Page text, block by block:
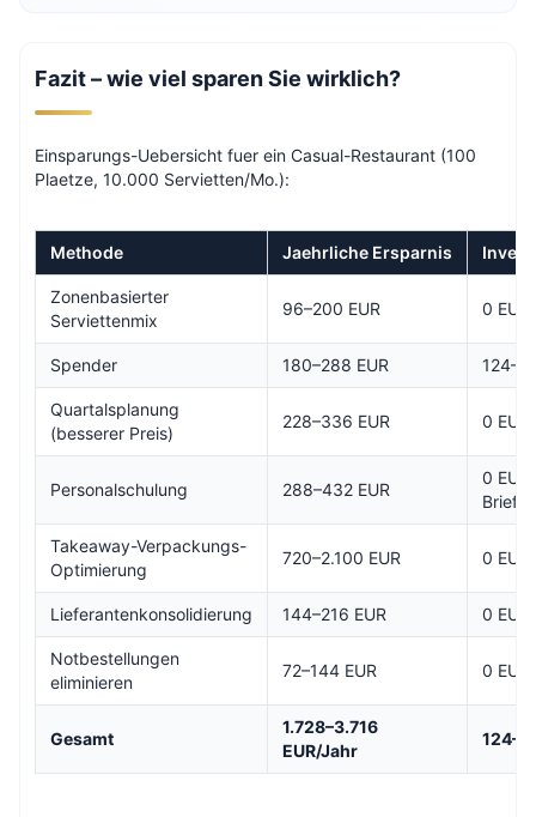
Fazit – wie viel sparen Sie wirklich?
Einsparungs-Uebersicht fuer ein Casual-Restaurant (100
Plaetze, 10.000 Servietten/Mo.):
Methode Jaehrliche Ersparnis
Zonenbasierter
Serviettenmix
96–200 EUR 0 EUR
Spender 180–288 EUR
Quartalsplanung
(besserer Preis)
228–336 EUR 0 EUR
Personalschulung 288–432 EUR
0
Takeaway-Verpackungs-
Optimierung
720–2.100 EUR 0 EUR
Lieferantenkonsolidierung 144–216 EUR 0 EUR
Notbestellungen
eliminieren
72–144 EUR 0 EUR
Gesamt
1.728–3.716
EUR/Jahr